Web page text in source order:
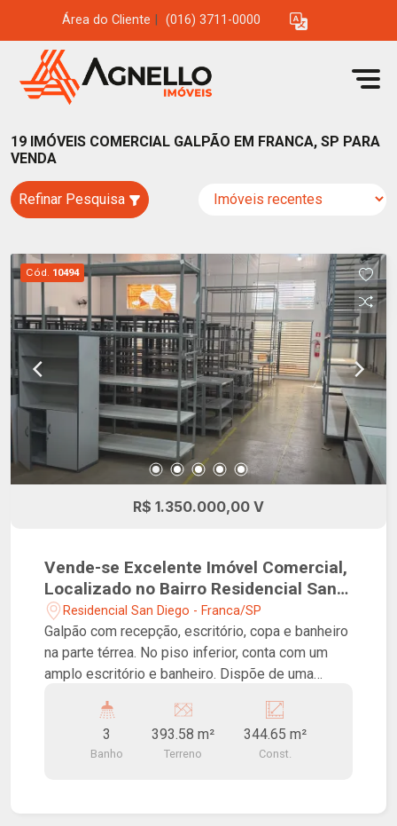
Área do Cliente (016) 3711-0000
19 IMÓVEIS COMERCIAL GALPÃO EM FRANCA, SP PARA
VENDA
Refinar Pesquisa
Cód. 10494
R$ 1.350.000,00 V
Vende-se Excelente Imóvel Comercial,
Localizado no Bairro Residencial San
Diego!
Residencial San Diego - Franca/SP
Galpão com recepção, escritório, copa e banheiro
na parte térrea. No piso inferior, conta com um
amplo escritório e banheiro. Dispõe de uma
de serviços nos fundos e portão para carga e
descarga. Ideal para fábricas, depósitos, centros
de distribuição e atividades similares.
3
Banho
393.58 m²
Terreno
344.65 m²
Const.